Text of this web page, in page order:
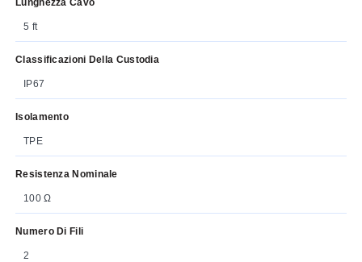
Lunghezza Cavo
5 ft
Classificazioni Della Custodia
IP67
Isolamento
TPE
Resistenza Nominale
100 Ω
Numero Di Fili
2